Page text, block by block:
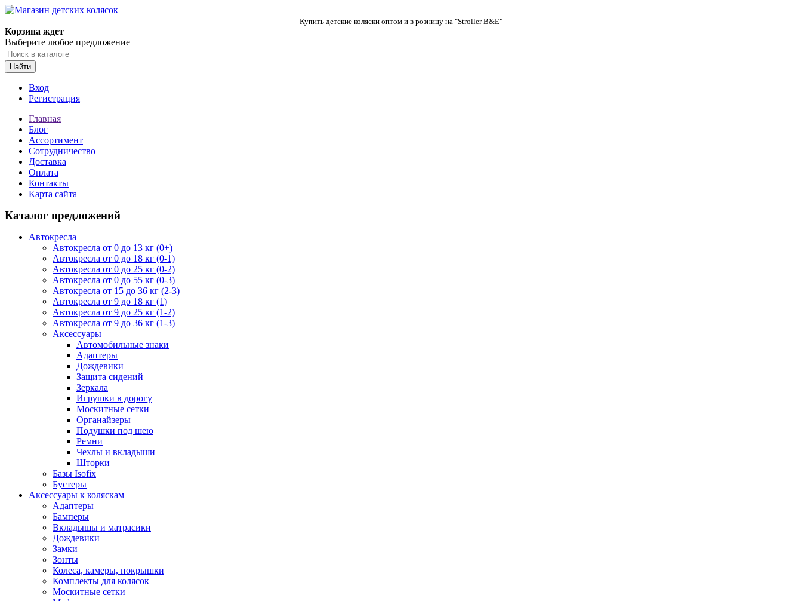
Купить детские коляски оптом и в розницу на "Stroller B&E"
Корзина ждет
Выберите любое предложение
Найти
Вход
Регистрация
Главная
Блог
Ассортимент
Сотрудничество
Доставка
Оплата
Контакты
Карта сайта
Каталог предложений
Автокресла
Автокресла от 0 до 13 кг (0+)
Автокресла от 0 до 18 кг (0-1)
Автокресла от 0 до 25 кг (0-2)
Автокресла от 0 до 55 кг (0-3)
Автокресла от 15 до 36 кг (2-3)
Автокресла от 9 до 18 кг (1)
Автокресла от 9 до 25 кг (1-2)
Автокресла от 9 до 36 кг (1-3)
Аксессуары
Автомобильные знаки
Адаптеры
Дождевики
Защита сидений
Зеркала
Игрушки в дорогу
Москитные сетки
Органайзеры
Подушки под шею
Ремни
Чехлы и вкладыши
Шторки
Базы Isofix
Бустеры
Аксессуары к коляскам
Адаптеры
Бамперы
Вкладышы и матрасики
Дождевики
Замки
Зонты
Колеса, камеры, покрышки
Комплекты для колясок
Москитные сетки